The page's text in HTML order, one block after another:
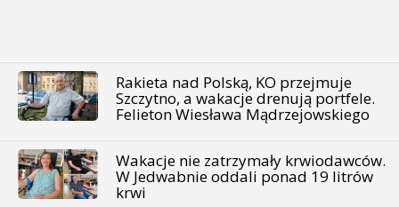
Rakieta nad Polską, KO przejmuje
Szczytno, a wakacje drenują portfele.
Felieton Wiesława Mądrzejowskiego
Wakacje nie zatrzymały krwiodawców.
W Jedwabnie oddali ponad 19 litrów
krwi